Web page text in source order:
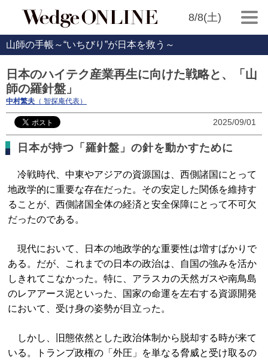
8/8(土)
山師の手帳～“いちびり”が日本を救う～
日本のハイテク産業再生に向けた戦略と、「山
師の羅針盤」
中村繁夫 （ 智探庵代表）
2025/09/01
日本が持つ「羅針盤」の針を動かすために
冷戦時代、中東やアジアの資源国は、西側諸国にとって
地政学的に重要な存在だった。その安定した関係を維持す
ることが、西側諸国全体の経済と安全保障にとって不可欠
だったのである。
現代において、日本の地政学的な重要性は増すばかりで
ある。だが、これまでの日本の政治は、自国の強みを活か
しきれてこなかった。特に、アラスカの天然ガスや南鳥島
のレアアース泥といった、国家の命運を左右する資源開発
において、受け身の姿勢が目立った。
しかし、旧態依然とした政治体制から脱却する時が来て
いる。トランプ政権の「外圧」を単なる脅威と受け取るの